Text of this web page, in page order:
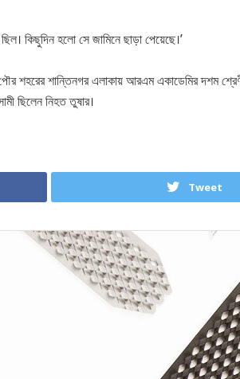
কিছুদিন হলো সে জামিনে ছাড়া পেয়েছে।’
শহরের শান্তিনগর এলাকায় আরএম একাডেমির দশম
ছিলেন নিহত তুষার।
Tweet